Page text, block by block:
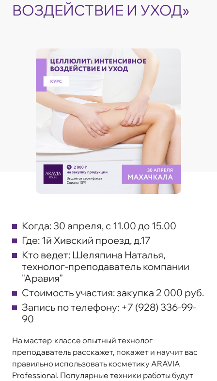
ВОЗДЕЙСТВИЕ И УХОД»
Когда: 30 апреля, с 11.00 до 15.00
Где: 1й Хивский проезд, д.17
Кто ведет: Шеляпина Наталья,
технолог-преподаватель компании
"Аравия"
Стоимость участия:закупка 2 000 руб.
Запись по телефону: +7 (928) 336-99-
90
На мастер-классе опытный технолог-
преподаватель расскажет, покажет и научит вас
правильно использовать косметику ARAVIA
Professional. Популярные техники работы будут